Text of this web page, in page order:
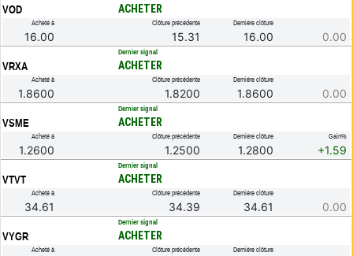
VOD ACHETER
Acheté à
16.00
Clôture précédente
15.31
Dernière clôture
16.00 0.00
VRXA
Dernier signal
ACHETER
Acheté à
1.8600
Clôture précédente
1.8200
Dernière clôture
1.8600 0.00
VSME
Dernier signal
ACHETER
Acheté à
1.2600
Clôture précédente
1.2500
Dernière clôture
1.2800
Gain%
+1.59
VTVT
Dernier signal
ACHETER
Acheté à
34.61
Clôture précédente
34.39
Dernière clôture
34.61 0.00
VYGR
Dernier signal
ACHETER
Acheté à Clôture précédente Dernière clôture